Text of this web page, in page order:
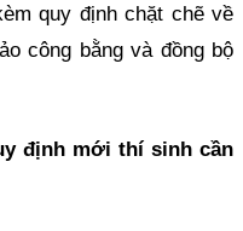
quy định chặt chẽ về
công bằng và đồng bộ
định mới thí sinh cần